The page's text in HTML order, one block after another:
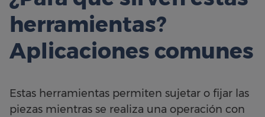
herramientas?
Aplicaciones comunes
Estas herramientas permiten sujetar o fijar las
piezas mientras se realiza una operación con